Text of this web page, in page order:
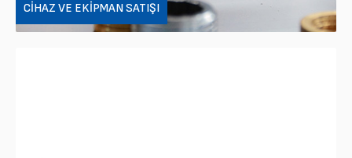
CIHAZ VE EKIPMAN SATIŞI